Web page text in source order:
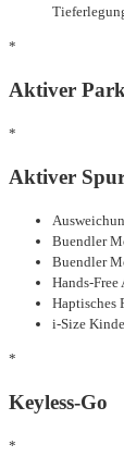
*
Aktiver
*
Aktiver
Buendler
Buendler
Hands-Free
Haptisches
i-Size
*
Keyless-Go
*